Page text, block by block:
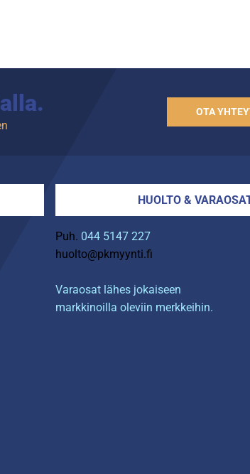
OTA
HUOLTO &
Puh. 044 5147 227
huolto@pkmyynti.fi
Varaosat lähes jokaiseen
markkinoilla oleviin merkkeihin.